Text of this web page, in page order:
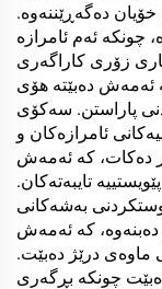
دەگەڕێننەوە.
چونکە ئەم ئامرازە
زۆری کاراگەری
ئەمەش دەبێتە هۆی
پاراستن. سەکۆی
ئامرازەکان و
دەکات، کە ئەمەش
تایبەتەکان.
بەشەکانی
کە ئەمەش
درێژ دەبێت.
چونکە بڕگەری